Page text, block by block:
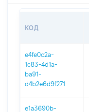
КОД
e4fe0c2a-
1c83-4d1a-
ba91-
d4b2e6d9f271
e1a3690b-